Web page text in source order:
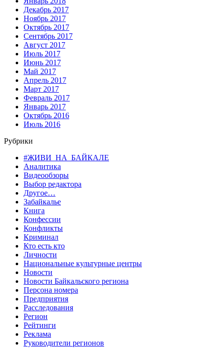
Декабрь 2017
Ноябрь 2017
Октябрь 2017
Сентябрь 2017
Август 2017
Июль 2017
Июнь 2017
Май 2017
Апрель 2017
Март 2017
Февраль 2017
Январь 2017
Октябрь 2016
Июль 2016
Рубрики
#ЖИВИ_НА_БАЙКАЛЕ
Аналитика
Видеообзоры
Выбор редактора
Другое…
Забайкалье
Книга
Конфессии
Конфликты
Криминал
Кто есть кто
Личности
Национальные культурные центры
Новости
Новости Байкальского региона
Персона номера
Предприятия
Расследования
Регион
Рейтинги
Реклама
Руководители регионов